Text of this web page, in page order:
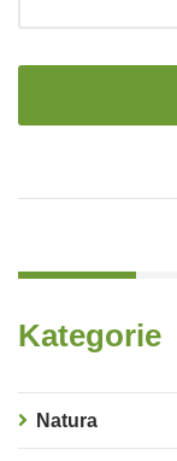
Kategorie
Natura